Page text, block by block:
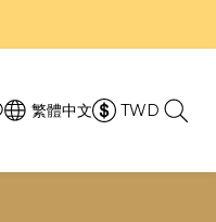
繁體中文 TWD